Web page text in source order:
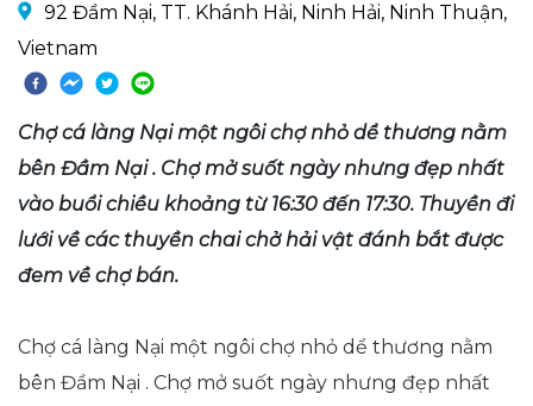
92 Đầm Nại, TT. Khánh Hải, Ninh Hải, Ninh Thuận,
Vietnam
Chợ cá làng Nại một ngôi chợ nhỏ dể thương nằm
bên Đầm Nại . Chợ mở suốt ngày nhưng đẹp nhất
vào buổi chiều khoảng từ 16:30 đến 17:30. Thuyền đi
lưới về các thuyền chai chở hải vật đánh bắt được
đem về chợ bán.
Chợ cá làng Nại một ngôi chợ nhỏ dể thương nằm
bên Đầm Nại . Chợ mở suốt ngày nhưng đẹp nhất